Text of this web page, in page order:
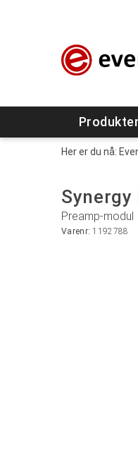
Produkter
Her er du nå:
Synergy
Preamp-modul
Varenr:1192788